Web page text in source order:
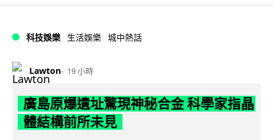
科技娛樂 生活娛樂 城中熱話
Lawton 19 小時
廣島原爆遺址驚現神秘合金 科學家指晶
體結構前所未見